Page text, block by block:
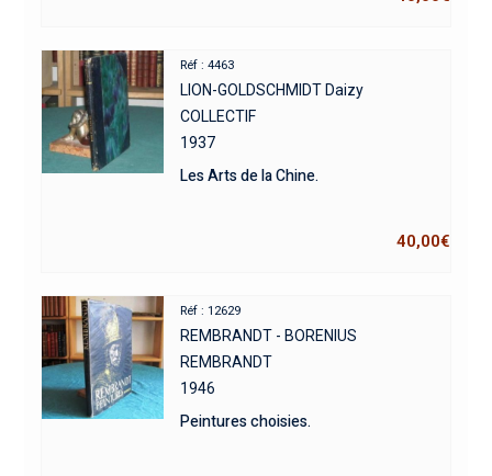
Réf : 4463
LION-GOLDSCHMIDT Daizy
COLLECTIF
1937
Les Arts de la Chine.
40,00€
Réf : 12629
REMBRANDT - BORENIUS
REMBRANDT
1946
Peintures choisies.